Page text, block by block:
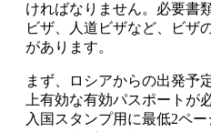
ければなりません。必要書
ビザ、人道ビザなど、ビザ
があります。
まず、ロシアからの出発予
上有効な有効パスポートが
入国スタンプ用に最低2ペ